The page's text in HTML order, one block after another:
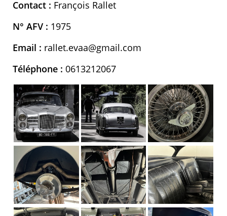
Contact : François Rallet
N° AFV : 1975
Email : rallet.evaa@gmail.com
Téléphone : 0613212067